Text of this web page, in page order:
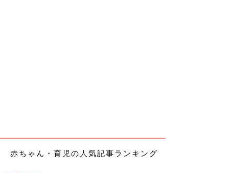
赤ちゃん・育児の人気記事ランキング